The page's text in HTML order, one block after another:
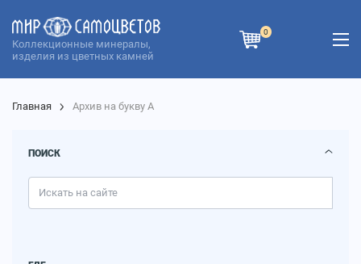
Коллекционные минералы,
изделия из цветных камней
0
Главная Архив на букву А
ПОИСК